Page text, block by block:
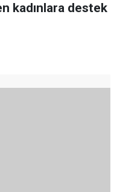
kadınlara destek